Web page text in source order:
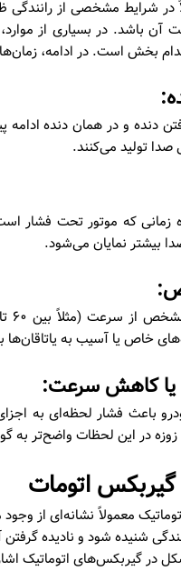
در شرایط مشخصی از
باشد. در بسیاری از
بخش است. در ادامه،
دنده و در همان دنده
صدا تولید می‌کنند.
زمانی که موتور تحت فشار
بیشتر نمایان می‌شود.
خاص یا آسیب به یاتاقان‌ها
یا کاهش سرعت:
باعث فشار لحظه‌ای به
در این لحظات واضح‌تر به
اتومات
معمولاً نشانه‌ای از
شنیده شود و نادیده
در گیربکس‌های اتوماتیک